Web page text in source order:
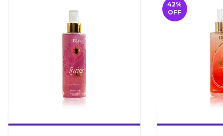
42%
OFF